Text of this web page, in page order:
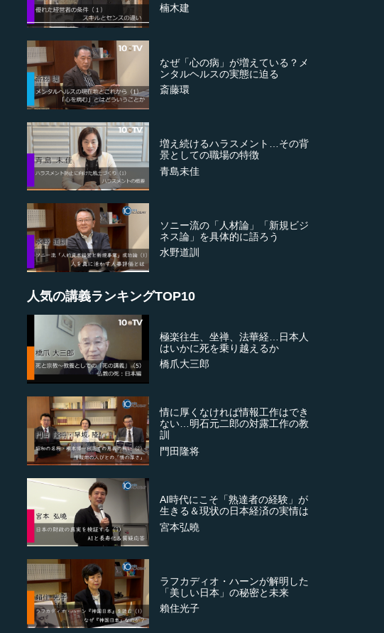
楠木建
なぜ「心の病」が増えている？メ
ンタルヘルスの実態に迫る
斎藤環
増え続けるハラスメント…その背
景としての職場の特徴
青島未佳
ソニー流の「人材論」「新規ビジ
ネス論」を具体的に語ろう
水野道訓
人気の講義ランキングTOP10
極楽往生、坐禅、法華経…日本人
はいかに死を乗り越えるか
橋爪大三郎
情に厚くなければ情報工作はでき
ない…明石元二郎の対露工作の教
訓
門田隆将
AI時代にこそ「熟達者の経験」が
生きる＆現状の日本経済の実情は
宮本弘曉
ラフカディオ・ハーンが解明した
「美しい日本」の秘密と未来
賴住光子